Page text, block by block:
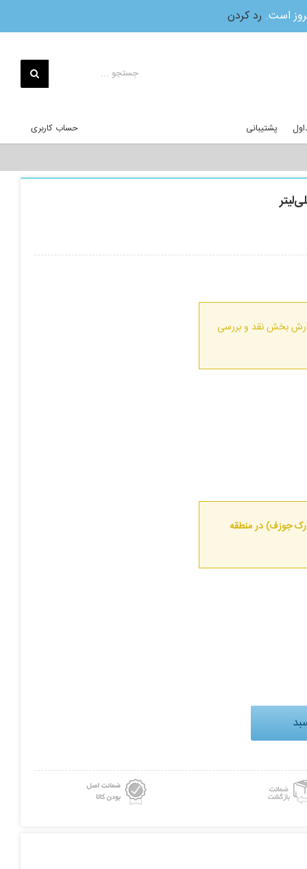
است. رد کردن
برای:
پشتیبانی حساب کاربری
بخش نقد و بررسی
جوزف) در منطقه